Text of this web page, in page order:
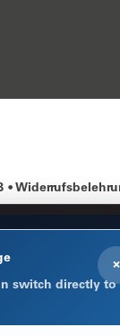
×
switch directly to